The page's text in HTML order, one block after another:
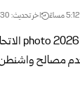
اخر تحديث: 2026/04/30 5:12 مساءً